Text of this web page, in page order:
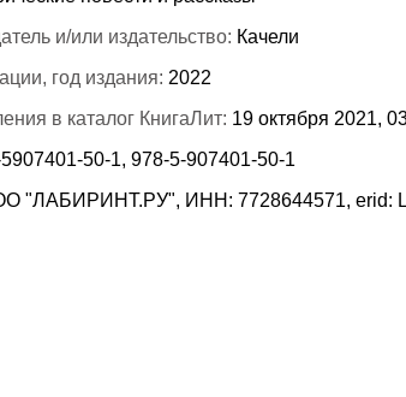
и/или издательство: Качели
год издания: 2022
в каталог КнигаЛит: 19 октября 2021,
50-1, 978-5-907401-50-1
"ЛАБИРИНТ.РУ", ИНН: 7728644571, erid: